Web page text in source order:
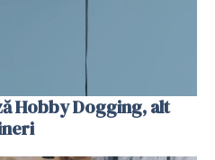
Hobby Dogging, alt